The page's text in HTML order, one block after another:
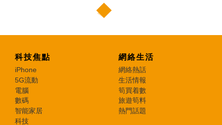
科技焦點
iPhone
5G流動
電腦
數碼
智能家居
科技
網絡生活
網絡熱話
生活情報
筍買着數
旅遊筍料
熱門話題